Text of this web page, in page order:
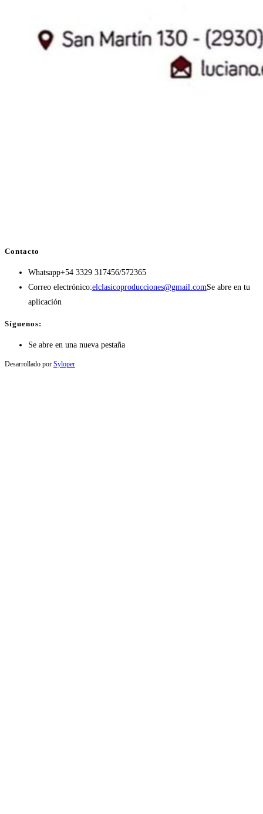
Contacto
Whatsapp+54 3329 317456/572365
Correo electrónico:elclasicoproducciones@gmail.comSe abre en tu
aplicación
Síguenos:
Se abre en una nueva pestaña
Desarrollado por Syloper